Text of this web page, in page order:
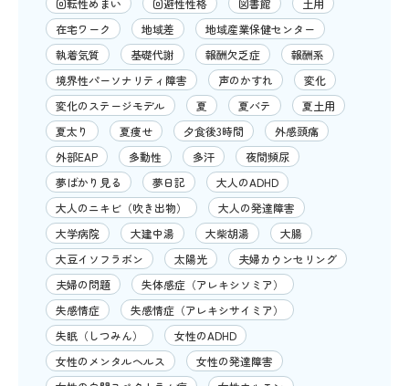
回転性めまい 回避性性格 図書館
土用
在宅ワーク
地域差
地域産業保健センター
執着気質
基礎代謝 報酬欠乏症
報酬系
境界性パーソナリティ障害
声のかすれ
変化
変化のステージモデル
夏 夏バテ
夏土用
夏太り
夏痩せ 夕食後3時間
外感頭痛
外部EAP
多動性 多汗
夜間頻尿
夢ばかり見る
夢日記
大人のADHD
大人のニキビ（吹き出物）
大人の発達障害
大学病院
大建中湯 大柴胡湯
大腸
大豆イソフラボン
太陽光
夫婦カウンセリング
夫婦の問題
失体感症（アレキシソミア）
失感情症
失感情症（アレキシサイミア）
失眠（しつみん）
女性のADHD
女性のメンタルヘルス
女性の発達障害